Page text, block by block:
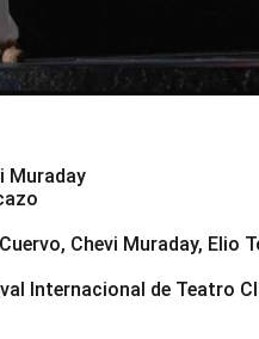
Muraday
Chevi Muraday, Elio
Internacional de Teatro